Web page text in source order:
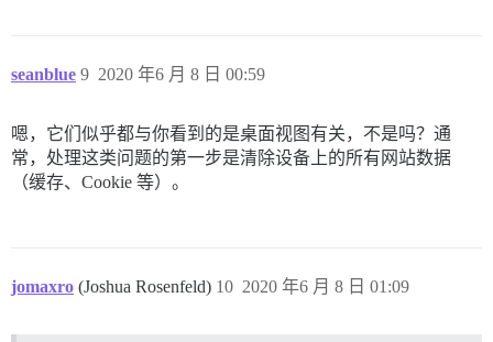
seanblue 2020 年6 月 8 日 00:59
9
嗯，它们似乎都与你看到的是桌面视图有关，不是吗？通
常，处理这类问题的第一步是清除设备上的所有网站数据
（缓存、Cookie 等）。
jomaxro (Joshua Rosenfeld) 2020 年6 月 8 日 01:09
10